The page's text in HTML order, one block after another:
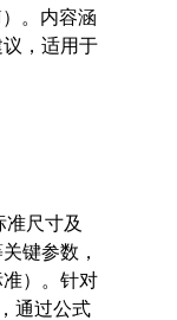
。内容涵
，适用于
准尺寸及
键参数，
）。针对
通过公式